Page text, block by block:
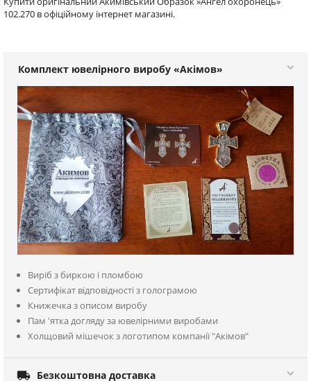
102.270 в офіційному інтернет магазині.
Комплект ювелірного виробу «Акімов»
Виріб з биркою і пломбою
Сертифікат відповідності з голограмою
Книжечка з описом виробу
Пам 'ятка догляду за ювелірними виробами
Холщовий мішечок з логотипом компанії "Акімов"
 Безкоштовна доставка